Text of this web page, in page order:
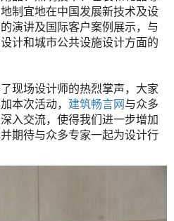
制宜地在中国发展新技术及设
演讲及国际客户案例展示，与
计和城市公共设施设计方面的
现场设计师的热烈掌声，大家
本次活动， 建筑畅言网 与众多
入交流，使得我们进一步增加
期待与众多专家一起为设计行